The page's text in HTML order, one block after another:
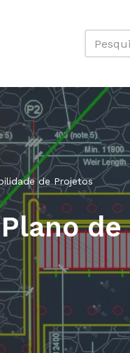
de Projetos